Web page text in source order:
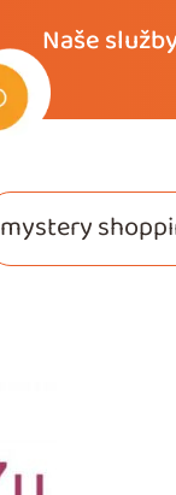
Naše
mystery